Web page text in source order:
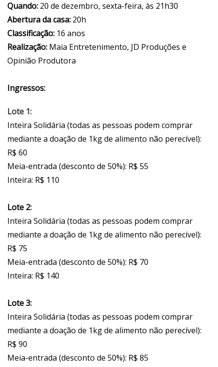
Quando: 20 de dezembro, sexta-feira, às 21h30
Abertura da casa: 20h
Classificação: 16 anos
Realização: Maia Entretenimento, JD Produções e
Opinião Produtora
Ingressos:
Lote 1:
Inteira Solidária (todas as pessoas podem comprar
mediante a doação de 1kg de alimento não perecível):
R$ 60
Meia-entrada (desconto de 50%): R$ 55
Inteira: R$ 110
Lote 2:
Inteira Solidária (todas as pessoas podem comprar
mediante a doação de 1kg de alimento não perecível):
R$ 75
Meia-entrada (desconto de 50%): R$ 70
Inteira: R$ 140
Lote 3:
Inteira Solidária (todas as pessoas podem comprar
mediante a doação de 1kg de alimento não perecível):
R$ 90
Meia-entrada (desconto de 50%): R$ 85